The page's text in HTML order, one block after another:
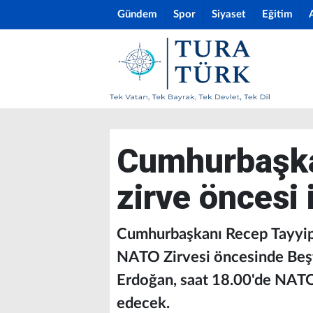
Gündem Spor Siyaset Eğitim
zirve öncesi
Cumhurbaşkanı Recep
NATO Zirvesi öncesinde
Erdoğan, saat 18.00'de
edecek.